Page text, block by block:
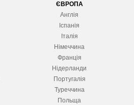
ЄВРОПА
Англія
Іспанія
Італія
Німеччина
Франція
Нідерланди
Португалія
Туреччина
Польща